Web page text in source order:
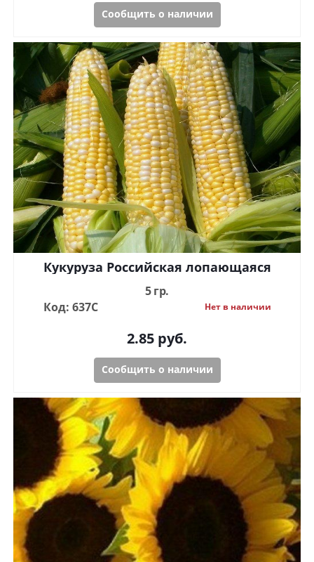
Сообщить о наличии
Кукуруза Российская лопающаяся
5 гр.
Код: 637С
Нет в наличии
2.85 руб.
Сообщить о наличии